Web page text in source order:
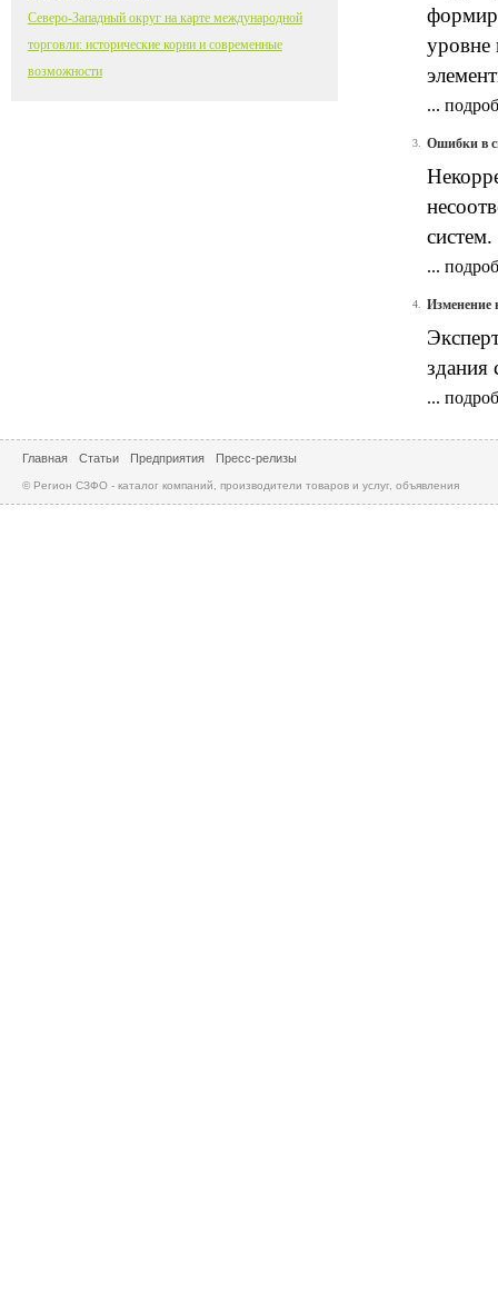
уровне
...
3. Ошибки в
систем.
...
4. Изменение
здания
...
Северо-Западный округ на карте международной
торговли: исторические корни и современные
возможности
Главная Статьи Предприятия Пресс-релизы
© Регион СЗФО - каталог компаний, производители товаров и услуг, объявления